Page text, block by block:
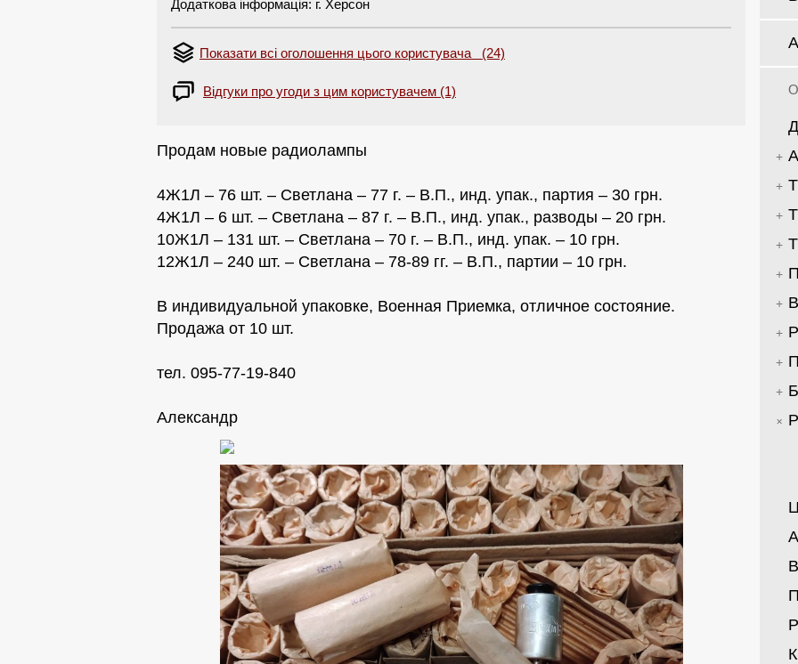
Додаткова інформація: г. Херсон
Показати всі оголошення цього користувача (24)
Відгуки про угоди з цим користувачем (1)
Продам новые радиолампы
4Ж1Л – 76 шт. – Светлана – 77 г. – В.П., инд. упак., партия – 30 грн.
4Ж1Л – 6 шт. – Светлана – 87 г. – В.П., инд. упак., разводы – 20 грн.
10Ж1Л – 131 шт. – Светлана – 70 г. – В.П., инд. упак. – 10 грн.
12Ж1Л – 240 шт. – Светлана – 78-89 гг. – В.П., партии – 10 грн.
В индивидуальной упаковке, Военная Приемка, отличное состояние.
Продажа от 10 шт.
тел. 095-77-19-840
Александр